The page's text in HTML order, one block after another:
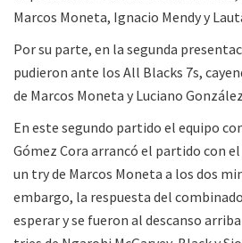
Marcos Moneta, Ignacio Mendy y
Por su parte, en la segunda
pudieron ante los All Blacks 7s,
de Marcos Moneta y Luciano
En este segundo partido el equipo
Gómez Cora arrancó el partido con
un try de Marcos Moneta a los dos
embargo, la respuesta del
esperar y se fueron al descanso